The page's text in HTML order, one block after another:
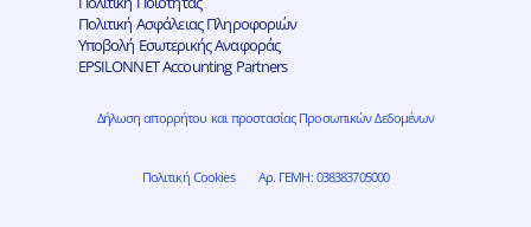
Πολιτική Ασφάλειας Πληροφοριών
Υποβολή Εσωτερικής Αναφοράς
EPSILONNET Accounting Partners
Δήλωση απορρήτου και προστασίας Προσωπικών Δεδομένων
Πολιτική Cookies Αρ. ΓΕΜΗ: 038383705000